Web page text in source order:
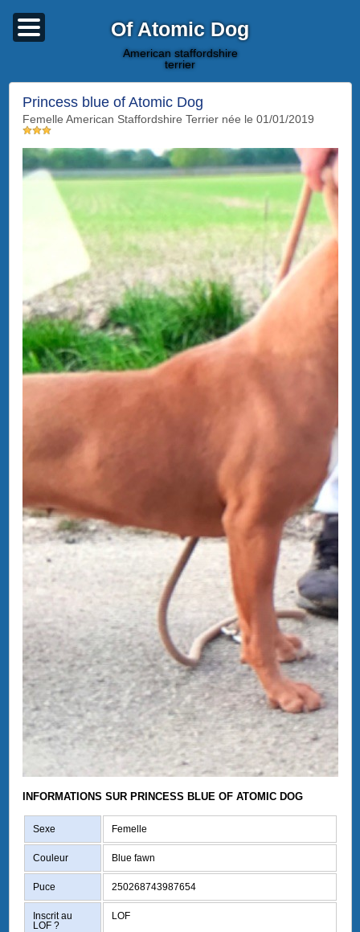
Of Atomic Dog
american staffordshire
terrier
Princess blue of Atomic Dog
femelle American Staffordshire Terrier née le 01/01/2019
INFORMATIONS SUR PRINCESS BLUE OF ATOMIC DOG
Sexe Femelle
Couleur Blue fawn
Puce 250268743987654
Inscrit au
LOF ?
LOF